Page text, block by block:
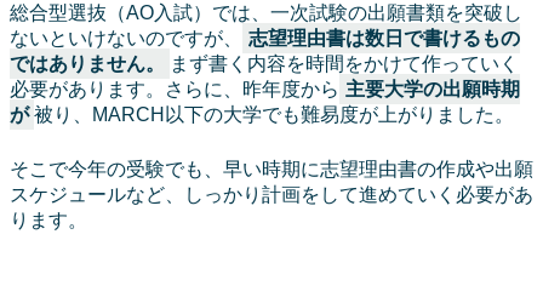
総合型選抜（AO入試）では、一次試験の出願書類を突破し
ないといけないのですが、
志望理由書は数日で書けるもの
ではありません。
まず書く内容を時間をかけて作っていく
必要があります。さらに、昨年度から 主要大学の出願時期
が 被り、MARCH以下の大学でも難易度が上がりました。
そこで今年の受験でも、早い時期に志望理由書の作成や出願
スケジュールなど、しっかり計画をして進めていく必要があ
ります。